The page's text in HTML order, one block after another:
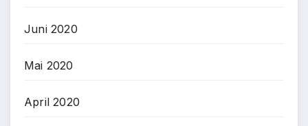
Juni 2020
Mai 2020
April 2020